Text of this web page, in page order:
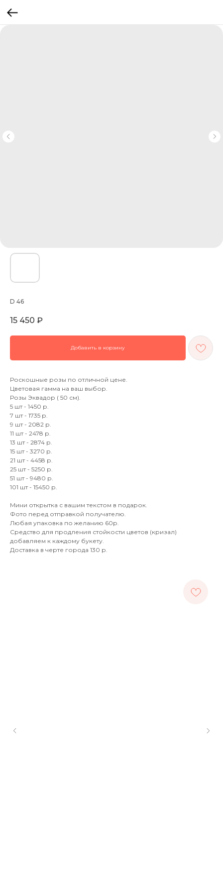
D 46
15 450 ₽
Добавить в корзину
Роскошные розы по отличной цене.
Цветовая гамма на ваш выбор.
Розы Эквадор ( 50 см).
5 шт - 1450 р.
7 шт - 1735 р.
9 шт - 2082 р.
11 шт - 2478 р.
13 шт - 2874 р.
15 шт - 3270 р.
21 шт - 4458 р.
25 шт - 5250 р.
51 шт - 9480 р.
101 шт - 15450 р.
Мини открытка с вашим текстом в подарок.
Фото перед отправкой получателю.
Любая упаковка по желанию 60р.
Средство для продления стойкости цветов (кризал)
добавляем к каждому букету.
Доставка в черте города 130 р.